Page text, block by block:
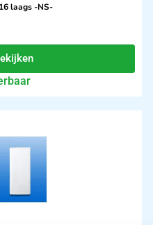
laags -NS-